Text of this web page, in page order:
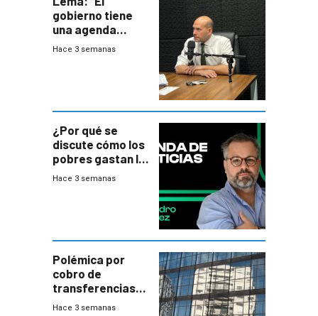
gobierno tiene
una agenda
destructiva”
Hace 3 semanas
¿Por qué se
discute cómo los
pobres gastan la
plata?
Hace 3 semanas
Polémica por
cobro de
transferencias
del Mides en
Hace 3 semanas